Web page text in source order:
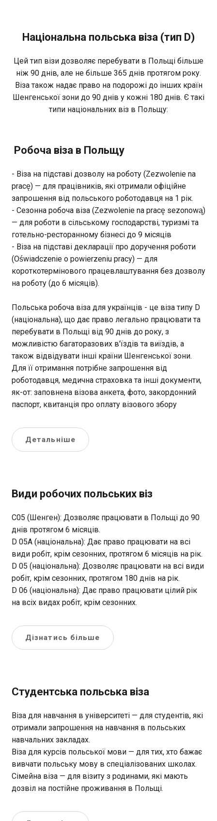
Національна польська віза (тип D)
Цей тип візи дозволяє перебувати в Польщі більше
ніж 90 днів, але не більше 365 днів протягом року.
Віза також надає право на подорожі до інших країн
Шенгенської зони до 90 днів у кожні 180 днів. Є такі
типи національних віз в Польщу:
Робоча віза в Польщу
- Віза на підставі дозволу на роботу (Zezwolenie na
pracę) — для працівників, які отримали офіційне
запрошення від польського роботодавця на 1 рік.
- Сезонна робоча віза (Zezwolenie na pracę sezonową)
— для роботи в сільському господарстві, туризмі та
готельно-ресторанному бізнесі до 9 місяців
- Віза на підставі декларації про доручення роботи
(Oświadczenie o powierzeniu pracy) — для
короткотермінового працевлаштування без дозволу
на роботу (до 6 місяців).
Польська робоча віза для українців - це віза типу D
(національна), що дає право легально працювати та
перебувати в Польщі від 90 днів до року, з
можливістю багаторазових в'їздів та виїздів, а
також відвідувати інші країни Шенгенської зони.
Для її отримання потрібне запрошення від
роботодавця, медична страховка та інші документи,
як-от: заповнена візова анкета, фото, закордонний
паспорт, квитанція про оплату візового збору
Детальніше
Види робочих польських віз
С05 (Шенген): Дозволяє працювати в Польщі до 90
днів протягом 6 місяців.
D 05A (національна): Дає право працювати на всі
види робіт, крім сезонних, протягом 6 місяців на рік.
D 05 (національна): Дозволяє працювати на всі види
робіт, крім сезонних, протягом 180 днів на рік.
D 06 (національна): Дає право працювати цілий рік
на всіх видах робіт, крім сезонних.
Дізнатись більше
Студентська польська віза
Віза для навчання в університеті — для студентів, які
отримали запрошення на навчання в польських
навчальних закладах.
Віза для курсів польської мови — для тих, хто бажає
вивчати польську мову в спеціалізованих школах.
Сімейна віза — для візиту з родинами, які мають
дозвіл на постійне проживання в Польщі.